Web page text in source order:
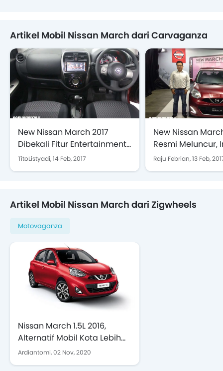
Artikel Mobil Nissan March dari Carvaganza
New Nissan March 2017
Dibekali Fitur Entertainment
Kelas Atas
TitoListyadi,14 Feb, 2017
New Nissan
Resmi Meluncur,
Harganya
Raju Febrian,13 Feb,
Artikel Mobil Nissan March dari Zigwheels
Motovaganza
Nissan March 1.5L 2016,
Alternatif Mobil Kota Lebih
Murah dari LCGC
Ardiantomi,02 Nov, 2020